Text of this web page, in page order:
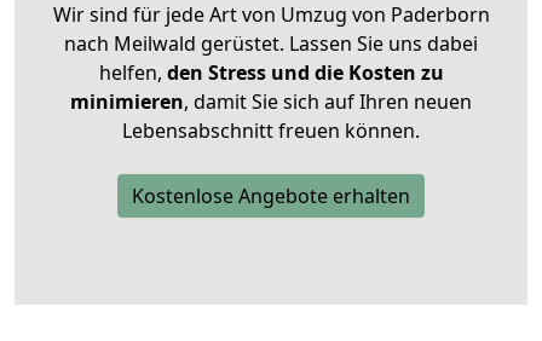
Wir sind für jede Art von Umzug von Paderborn
nach Meilwald gerüstet. Lassen Sie uns dabei
helfen, den Stress und die Kosten zu
minimieren, damit Sie sich auf Ihren neuen
Lebensabschnitt freuen können.
Kostenlose Angebote erhalten